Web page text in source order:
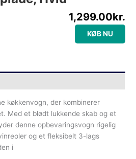
1,299.00kr.
KØB NU
køkkenvogn, der kombinerer
Med et blødt lukkende skab og et
denne opbevaringsvogn rigelig
og et fleksibelt 3-lags
i